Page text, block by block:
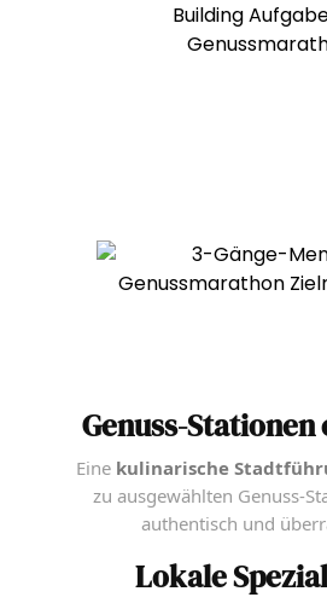
Genuss-Stationen
Eine kulinarische
zu ausgewählten Genuss-
authentisch und
Lokale